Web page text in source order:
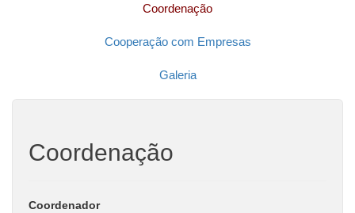
Coordenação
Cooperação com Empresas
Galeria
Coordenação
Coordenador